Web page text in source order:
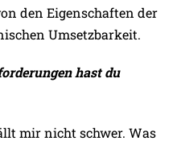
den Eigenschaften der
Umsetzbarkeit.
hast du
mir nicht schwer. Was